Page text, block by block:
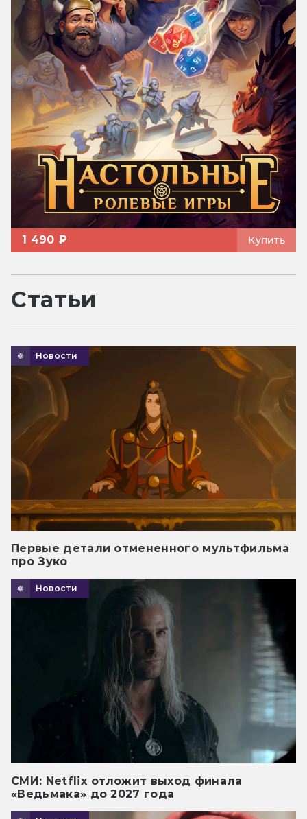
1 490 ₽ Купить
Статьи
Новости
Первые детали отмененного мультфильма
про Зуко
Новости
СМИ: Netflix отложит выход финала
«Ведьмака» до 2027 года